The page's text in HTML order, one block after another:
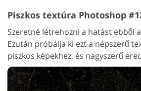
Piszkos textúra Photoshop
Szeretné létrehozni a hatást ebből
Ezután próbálja ki ezt a népszerű
piszkos képekhez, és nagyszerű